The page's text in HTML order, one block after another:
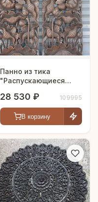
Панно из тика
"Распускающиеся
28 530 ₽ 109995
В корзину